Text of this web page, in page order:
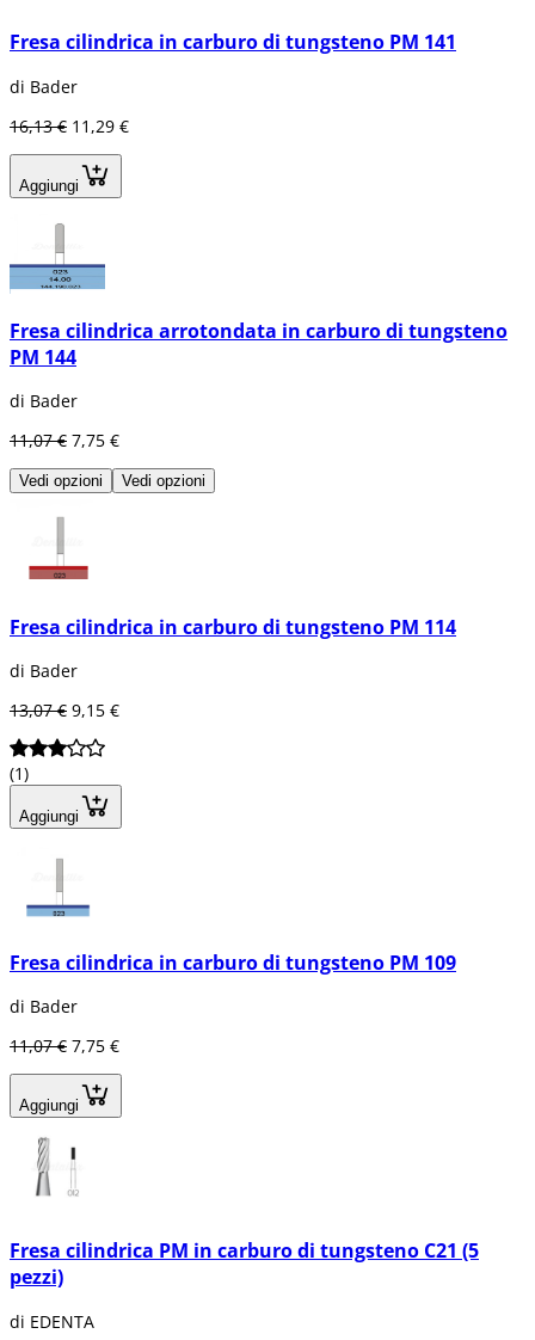
Fresa cilindrica in carburo di tungsteno PM 141
di Bader
16,13 € 11,29 €
Aggiungi
Fresa cilindrica arrotondata in carburo di tungsteno
PM 144
di Bader
11,07 € 7,75 €
Vedi opzioni Vedi opzioni
Fresa cilindrica in carburo di tungsteno PM 114
di Bader
13,07 € 9,15 €
(1)
Aggiungi
Fresa cilindrica in carburo di tungsteno PM 109
di Bader
11,07 € 7,75 €
Aggiungi
Fresa cilindrica PM in carburo di tungsteno C21 (5
pezzi)
di EDENTA